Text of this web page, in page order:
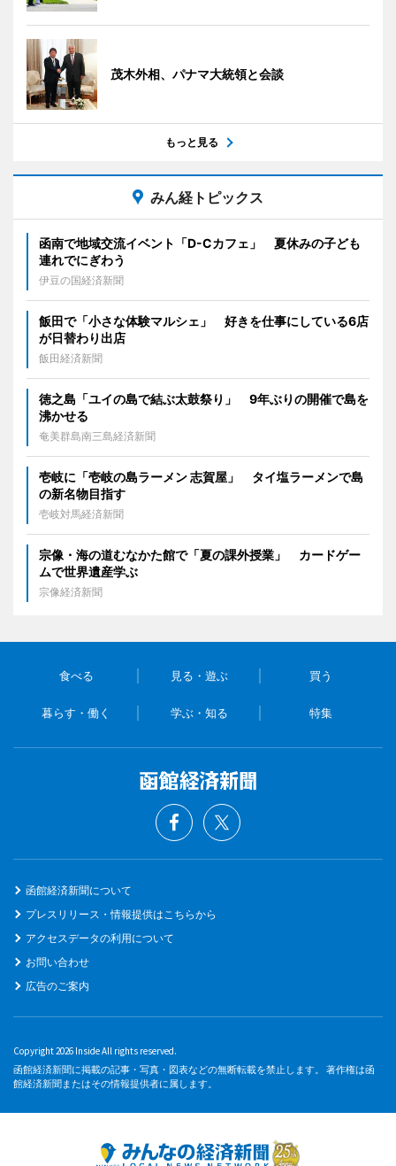
茂木外相、パナマ大統領と会談
もっと見る
みん経トピックス
函南で地域交流イベント「D-Cカフェ」 夏休みの子ども
連れでにぎわう
伊豆の国経済新聞
飯田で「小さな体験マルシェ」 好きを仕事にしている6店
が日替わり出店
飯田経済新聞
徳之島「ユイの島で結ぶ太鼓祭り」 9年ぶりの開催で島を
沸かせる
奄美群島南三島経済新聞
壱岐に「壱岐の島ラーメン 志賀屋」 タイ塩ラーメンで島
の新名物目指す
壱岐対馬経済新聞
宗像・海の道むなかた館で「夏の課外授業」 カードゲー
ムで世界遺産学ぶ
宗像経済新聞
食べる 見る・遊ぶ 買う
暮らす・働く 学ぶ・知る 特集
函館経済新聞について
プレスリリース・情報提供はこちらから
アクセスデータの利用について
お問い合わせ
広告のご案内
Copyright 2026 Inside All rights reserved.
函館経済新聞に掲載の記事・写真・図表などの無断転載を禁止します。 著作権は函
館経済新聞またはその情報提供者に属します。